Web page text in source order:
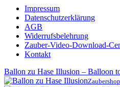
Impressum
Datenschutzerklärung
AGB
Widerrufsbelehrung
Zauber-Video-Download-
Kontakt
Ballon zu Hase Illusion – Balloon